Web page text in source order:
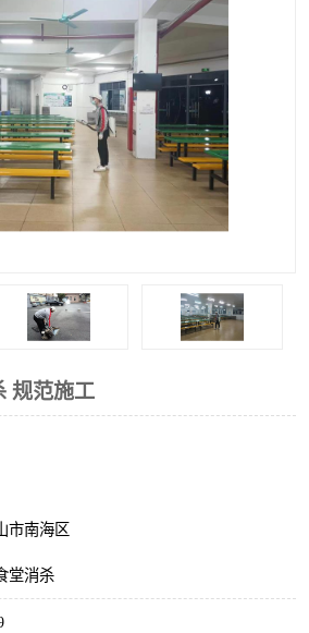
规范施工
市南海区
堂消杀
食堂消杀
园区消杀